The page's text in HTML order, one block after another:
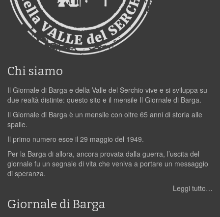
Chi siamo
Il Giornale di Barga e della Valle del Serchio vive e si sviluppa su
due realtà distinte: questo sito e il mensile Il Giornale di Barga.
Il Giornale di Barga è un mensile con oltre 65 anni di storia alle
spalle.
Il primo numero esce il 29 maggio del 1949.
Per la Barga di allora, ancora provata dalla guerra, l’uscita del
giornale fu un segnale di vita che veniva a portare un messaggio
di speranza.
Leggi tutto…
Giornale di Barga